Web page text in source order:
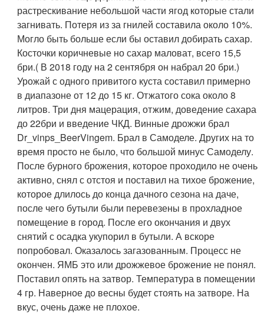
растрескивание небольшой части ягод которые стали
загнивать. Потеря из за гнилей составила около 10%.
Могло быть больше если бы оставил добирать сахар.
Косточки коричневые но сахар маловат, всего 15,5
бри.( В 2018 году на 2 сентября он набрал 20 бри.)
Урожай с одного привитого куста составил примерно
в диапазоне от 12 до 15 кг. Отжатого сока около 8
литров. Три дня мацерация, отжим, доведение сахара
до 22бри и введение ЧКД. Винные дрожжи брал
Dr_vinps_BeerVingem. Брал в Самоделе. Других на то
время просто не было, что большой минус Самоделу.
После бурного брожения, которое проходило не очень
активно, снял с отстоя и поставил на тихое брожение,
которое длилось до конца дачного сезона на даче,
после чего бутыли были перевезены в прохладное
помещение в город. После его окончания и двух
снятий с осадка укупорил в бутыли. А вскоре
попробовал. Оказалось загазованным. Процесс не
окончен. ЯМБ это или дрожжевое брожение не понял.
Поставил опять на затвор. Температура в помещении
4 гр. Наверное до весны будет стоять на затворе. На
вкус, очень даже не плохое.